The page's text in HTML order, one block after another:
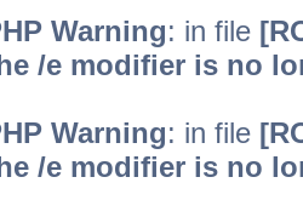
Warning: in file
/e modifier is no
Warning: in file
/e modifier is no